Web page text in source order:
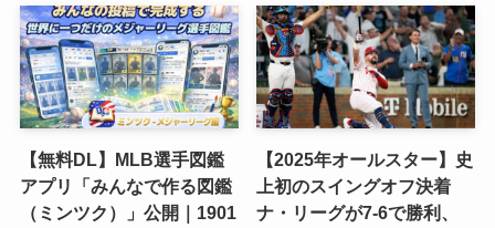
【無料DL】MLB選手図鑑
アプリ「みんなで作る図鑑
（ミンツク）」公開｜1901
【2025年オールスター】史
上初のスイングオフ決着
ナ・リーグが7-6で勝利、